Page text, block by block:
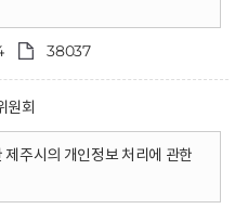
38037
원회
주시의 개인정보 처리에 관한